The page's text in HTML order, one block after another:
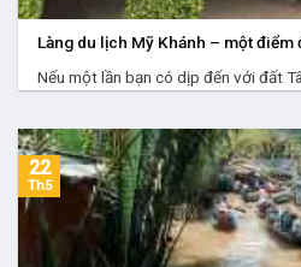
Làng du lịch Mỹ Khánh – một điểm
Nếu một lần bạn có dịp đến với đất
22
Th5